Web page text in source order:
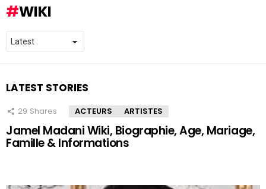
WIKI
LATEST STORIES
29 Shares ACTEURS ARTISTES
Jamel Madani Wiki, Biographie, Age, Mariage,
Famille & Informations